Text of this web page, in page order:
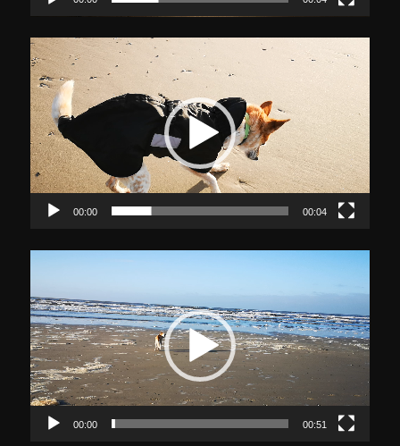
Video-
Player
00:00 00:04
00:00 00:51